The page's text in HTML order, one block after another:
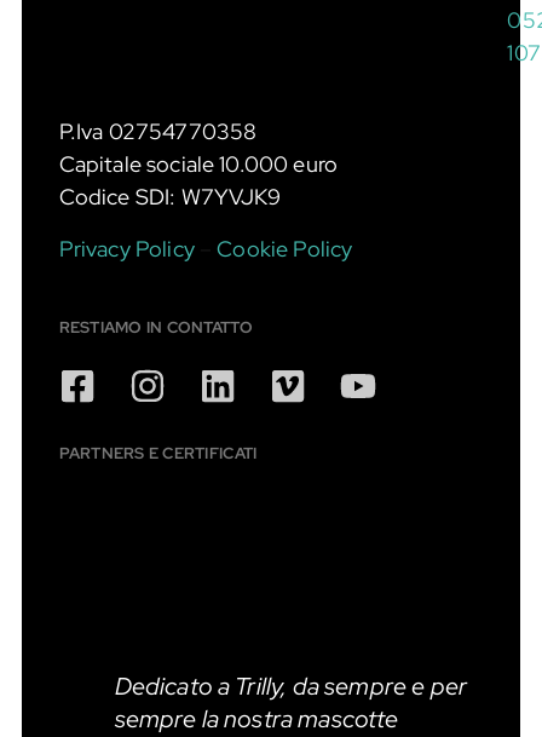
P.Iva 02754770358
Capitale sociale 10.000 euro
Codice SDI: W7YVJK9
Privacy Policy–Cookie Policy
RESTIAMO IN CONTATTO
PARTNERS E CERTIFICATI
Dedicato a Trilly, da sempre e per
sempre la nostra mascotte